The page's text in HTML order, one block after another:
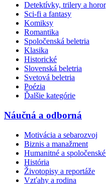
Detektívky, trilery a
Sci-fi a fantasy
Komiksy
Romantika
Spoločenská beletria
Klasika
Historické
Slovenská beletria
Svetová beletria
Poézia
Ďalšie kategórie
Náučná a odborná
Motivácia a sebarozvoj
Biznis a manažment
Humanitné a
História
Životopisy a reportáže
Vzťahy a rodina